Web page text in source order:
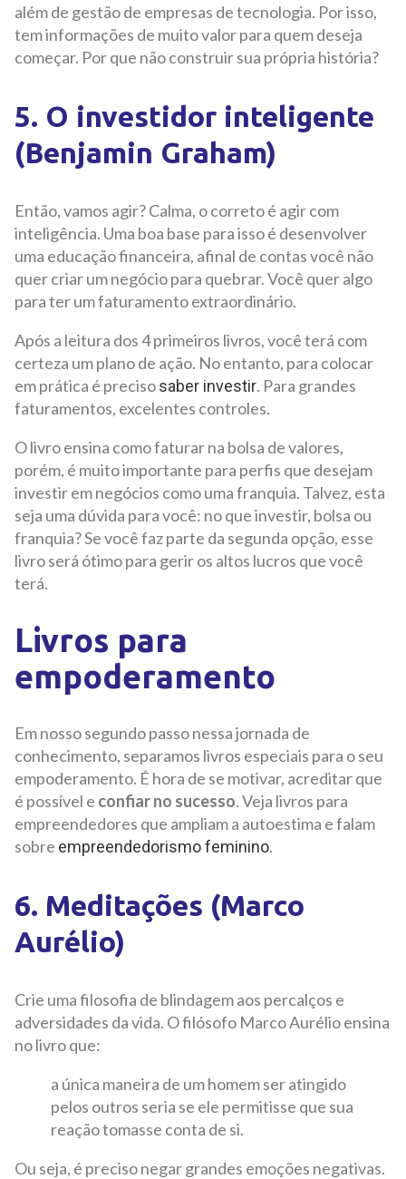
além de gestão de empresas de tecnologia. Por isso,
tem informações de muito valor para quem deseja
começar. Por que não construir sua própria história?
5. O investidor inteligente
(Benjamin Graham)
Então, vamos agir? Calma, o correto é agir com
inteligência. Uma boa base para isso é desenvolver
uma educação financeira, afinal de contas você não
quer criar um negócio para quebrar. Você quer algo
para ter um faturamento extraordinário.
Após a leitura dos 4 primeiros livros, você terá com
certeza um plano de ação. No entanto, para colocar
em prática é precisosaber investir. Para grandes
faturamentos, excelentes controles.
O livro ensina como faturar na bolsa de valores,
porém, é muito importante para perfis que desejam
investir em negócios como uma franquia. Talvez, esta
seja uma dúvida para você: no que investir, bolsa ou
franquia? Se você faz parte da segunda opção, esse
livro será ótimo para gerir os altos lucros que você
terá.
Livros para
empoderamento
Em nosso segundo passo nessa jornada de
conhecimento, separamos livros especiais para o seu
empoderamento. É hora de se motivar, acreditar que
é possível e confiar no sucesso. Veja livros para
empreendedores que ampliam a autoestima e falam
sobre empreendedorismo feminino.
6. Meditações (Marco
Aurélio)
Crie uma filosofia de blindagem aos percalços e
adversidades da vida. O filósofo Marco Aurélio ensina
no livro que:
a única maneira de um homem ser atingido
pelos outros seria se ele permitisse que sua
reação tomasse conta de si.
Ou seja, é preciso negar grandes emoções negativas.